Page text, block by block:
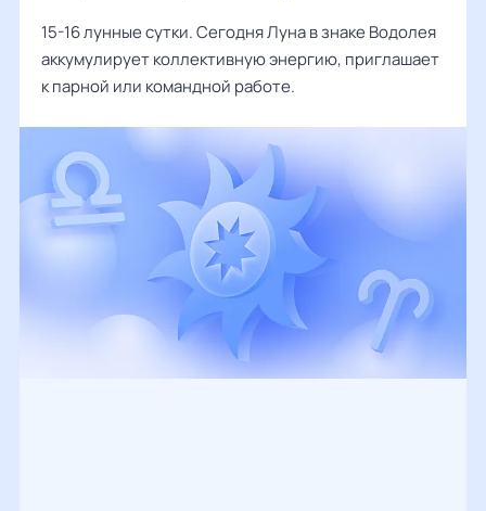
15-16 лунные сутки. Сегодня Луна в знаке Водолея
аккумулирует коллективную энергию, приглашает
к парной или командной работе.